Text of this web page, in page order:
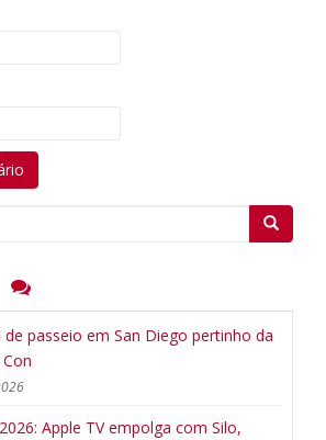
de passeio em San Diego pertinho da
Apple TV empolga com Silo,